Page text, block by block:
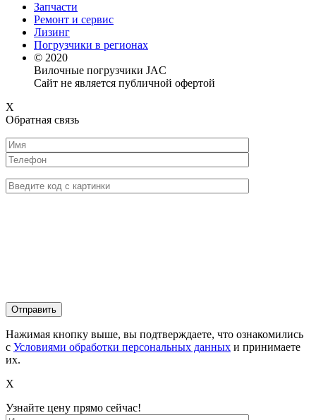
Запчасти
Ремонт и сервис
Лизинг
Погрузчики в регионах
© 2020
Вилочные погрузчики JAC
Сайт не является публичной офертой
X
Обратная связь
Нажимая кнопку выше, вы подтверждаете, что ознакомились
с Условиями обработки персональных данных и принимаете
их.
X
Узнайте цену прямо сейчас!